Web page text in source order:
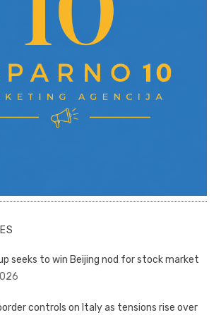
seeks to win Beijing nod for stock market
controls on Italy as tensions rise over